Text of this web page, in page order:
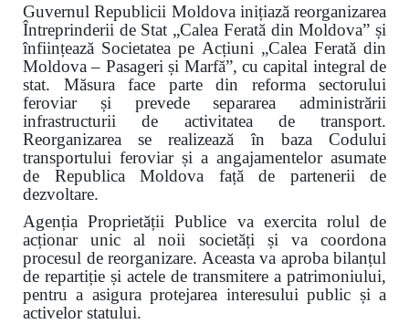
Guvernul Republicii Moldova inițiază reorganizarea
Întreprinderii de Stat „Calea Ferată din Moldova” și
înființează Societatea pe Acțiuni „Calea Ferată din
Moldova – Pasageri și Marfă”, cu capital integral de
stat. Măsura face parte din reforma sectorului
feroviar și prevede separarea administrării
infrastructurii de activitatea de transport.
Reorganizarea se realizează în baza Codului
transportului feroviar și a angajamentelor asumate
de Republica Moldova față de partenerii de
dezvoltare.
Agenția Proprietății Publice va exercita rolul de
acționar unic al noii societăți și va coordona
procesul de reorganizare. Aceasta va aproba bilanțul
de repartiție și actele de transmitere a patrimoniului,
pentru a asigura protejarea interesului public și a
activelor statului.